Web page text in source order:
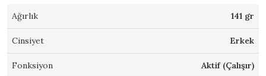
Ağırlık 141 gr
Cinsiyet Erkek
Fonksiyon Aktif (Çalışır)